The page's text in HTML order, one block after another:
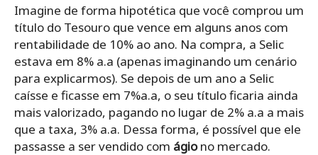
Imagine de forma hipotética que você comprou um
título do Tesouro que vence em alguns anos com
rentabilidade de 10% ao ano. Na compra, a Selic
estava em 8% a.a (apenas imaginando um cenário
para explicarmos). Se depois de um ano a Selic
caísse e ficasse em 7%a.a, o seu título ficaria ainda
mais valorizado, pagando no lugar de 2% a.a a mais
que a taxa, 3% a.a. Dessa forma, é possível que ele
passasse a ser vendido com ágiono mercado.